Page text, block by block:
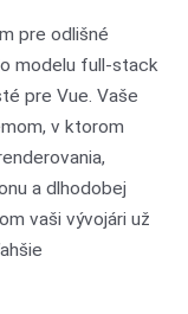
pre odlišné
modelu full-stack
pre Vue. Vaše
v ktorom
a dlhodobej
vaši vývojári už